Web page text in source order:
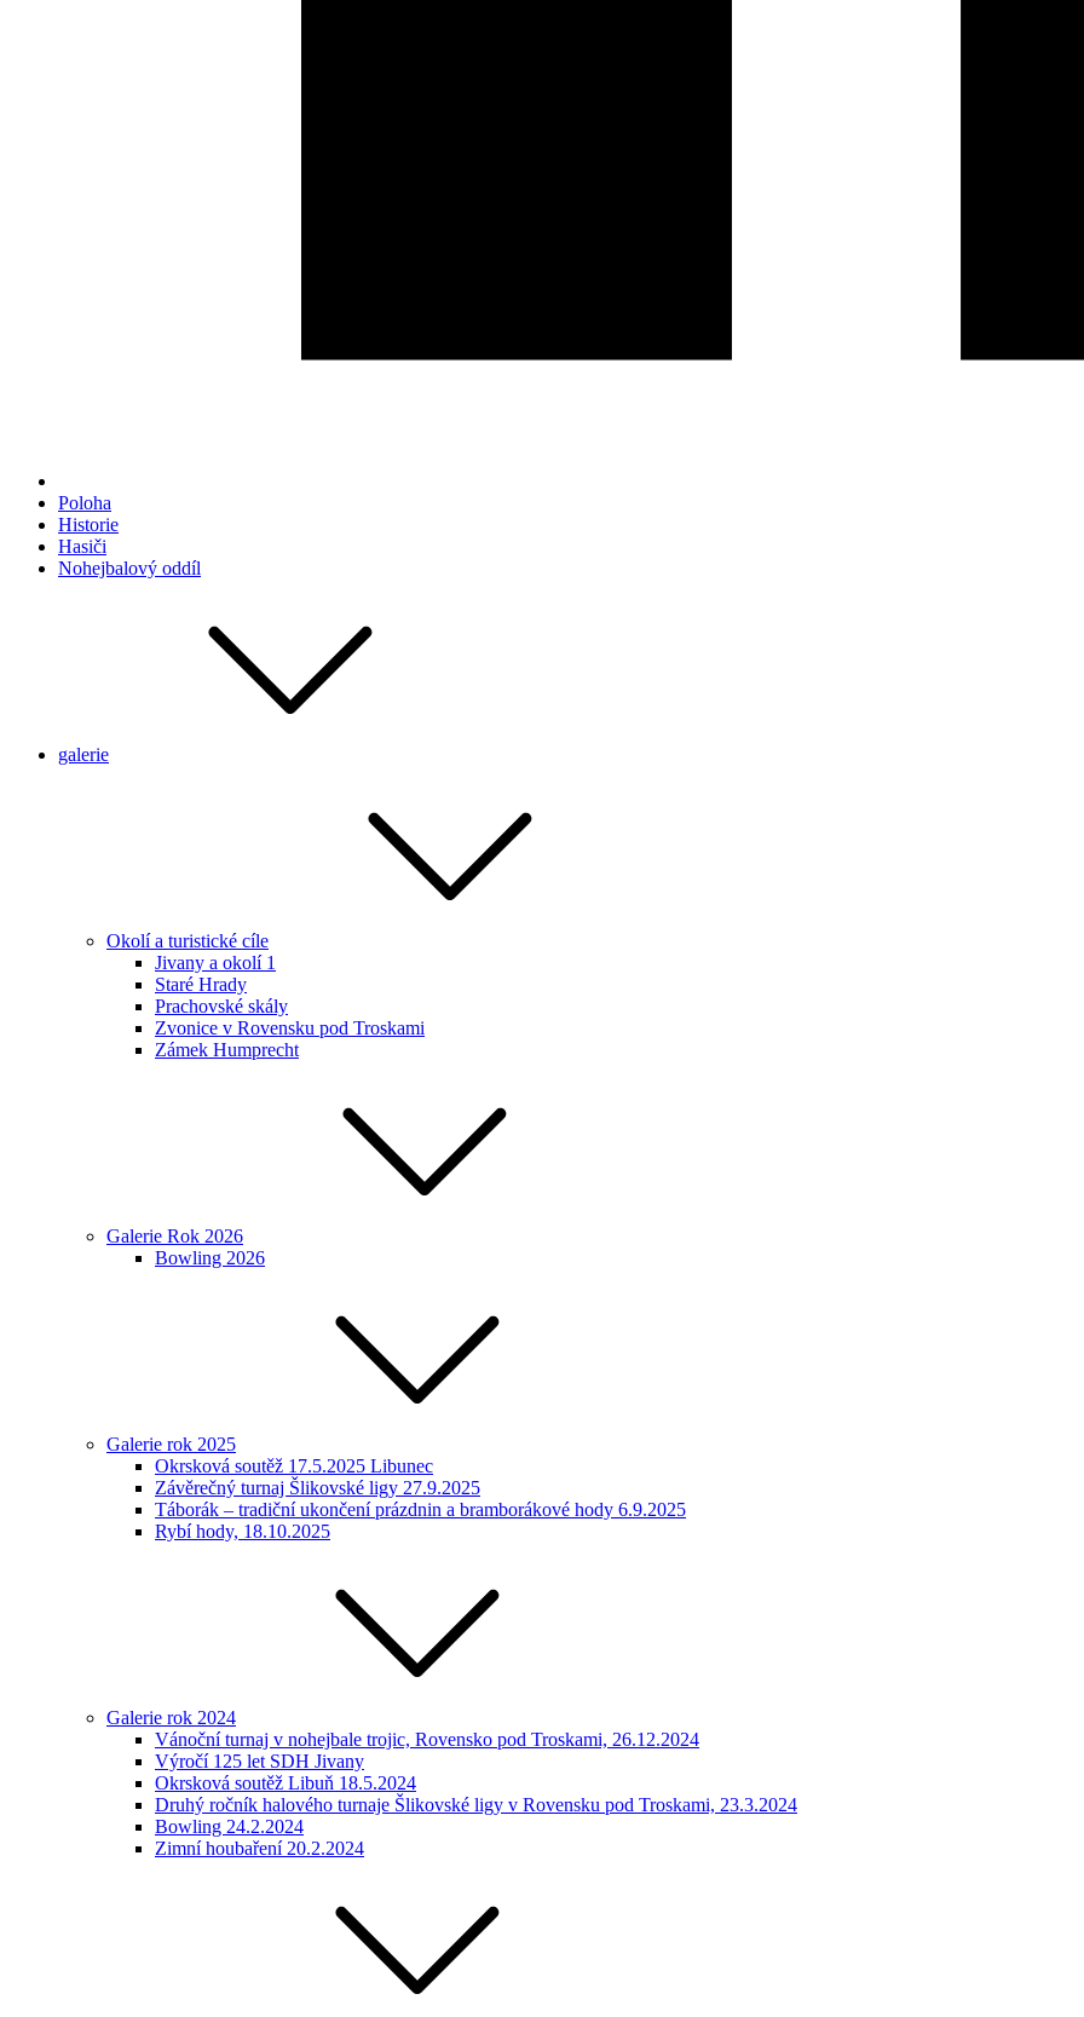
Poloha
Historie
Hasiči
Nohejbalový oddíl
galerie
Okolí a turistické cíle
Jivany a okolí 1
Staré Hrady
Prachovské skály
Zvonice v Rovensku pod Troskami
Zámek Humprecht
Galerie Rok 2026
Bowling 2026
Galerie rok 2025
Okrsková soutěž 17.5.2025 Libunec
Závěrečný turnaj Šlikovské ligy 27.9.2025
Táborák – tradiční ukončení prázdnin a bramborákové hody 6.9.2025
Rybí hody, 18.10.2025
Galerie rok 2024
Vánoční turnaj v nohejbale trojic, Rovensko pod Troskami, 26.12.2024
Výročí 125 let SDH Jivany
Okrsková soutěž Libuň 18.5.2024
Druhý ročník halového turnaje Šlikovské ligy v Rovensku pod Troskami, 23.3.2024
Bowling 24.2.2024
Zimní houbaření 20.2.2024